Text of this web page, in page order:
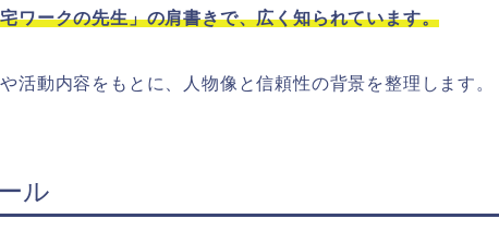
ワークの先生」の肩書きで、広く知られています。
活動内容をもとに、人物像と信頼性の背景を整理します。
ル